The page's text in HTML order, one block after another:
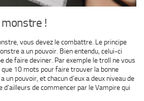
!
vous devez le combattre. Le principe
a un pouvoir. Bien entendu, celui-ci
de faire deviner. Par exemple le troll ne vous
10 mots pour faire trouver la bonne
un pouvoir, et chacun d’eux a deux niveau de
d’ailleurs de commencer par le Vampire qui